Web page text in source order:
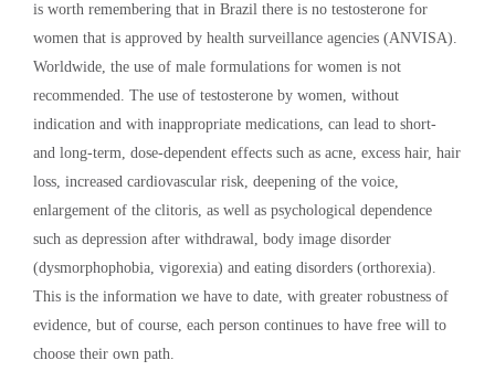
is worth remembering that in Brazil there is no testosterone for
women that is approved by health surveillance agencies (ANVISA).
Worldwide, the use of male formulations for women is not
recommended. The use of testosterone by women, without
indication and with inappropriate medications, can lead to short-
and long-term, dose-dependent effects such as acne, excess hair, hair
loss, increased cardiovascular risk, deepening of the voice,
enlargement of the clitoris, as well as psychological dependence
such as depression after withdrawal, body image disorder
(dysmorphophobia, vigorexia) and eating disorders (orthorexia).
This is the information we have to date, with greater robustness of
evidence, but of course, each person continues to have free will to
choose their own path.